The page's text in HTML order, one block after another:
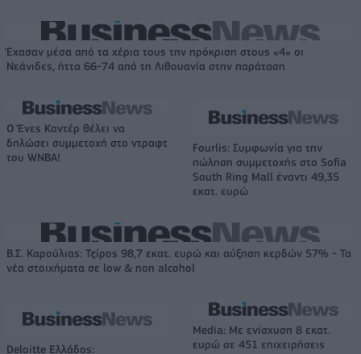
Έχασαν μέσα από τα χέρια τους την πρόκριση στους «4» οι
Νεάνιδες, ήττα 66-74 από τη Λιθουανία στην παράταση
Ο Ένες Καντέρ θέλει να
δηλώσει συμμετοχή στο ντραφτ
του WNBA!
Fourlis: Συμφωνία για την
πώληση συμμετοχής στο Sofia
South Ring Mall έναντι 49,35
εκατ. ευρώ
Β.Σ. Καρούλιας: Τζίρος 98,7 εκατ. ευρώ και αύξηση κερδών 57% - Τα
νέα στοιχήματα σε low & non alcohol
Deloitte Ελλάδος:
Media: Με ενίσχυση 8 εκατ.
ευρώ σε 451 επιχειρήσεις